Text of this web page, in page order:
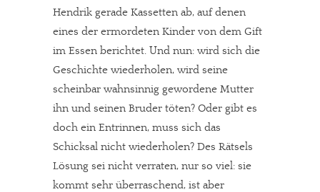
Hendrik gerade Kassetten ab, auf denen
eines der ermordeten Kinder von dem Gift
im Essen berichtet. Und nun: wird sich die
Geschichte wiederholen, wird seine
scheinbar wahnsinnig gewordene Mutter
ihn und seinen Bruder töten? Oder gibt es
doch ein Entrinnen, muss sich das
Schicksal nicht wiederholen? Des Rätsels
Lösung sei nicht verraten, nur so viel: sie
kommt sehr überraschend, ist aber